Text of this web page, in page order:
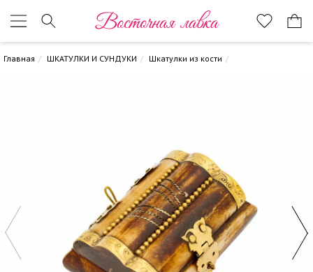
Восточная лавка
Главная ШКАТУЛКИ И СУНДУКИ Шкатулки из кости